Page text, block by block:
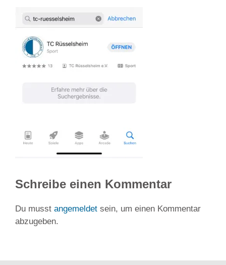
Schreibe einen Kommentar
Du musst angemeldet sein, um einen Kommentar
abzugeben.